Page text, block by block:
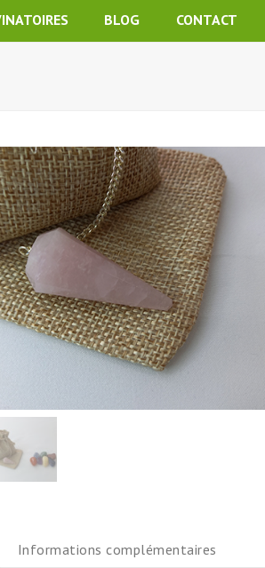
BLOG CONTACT
Informations complémentaires